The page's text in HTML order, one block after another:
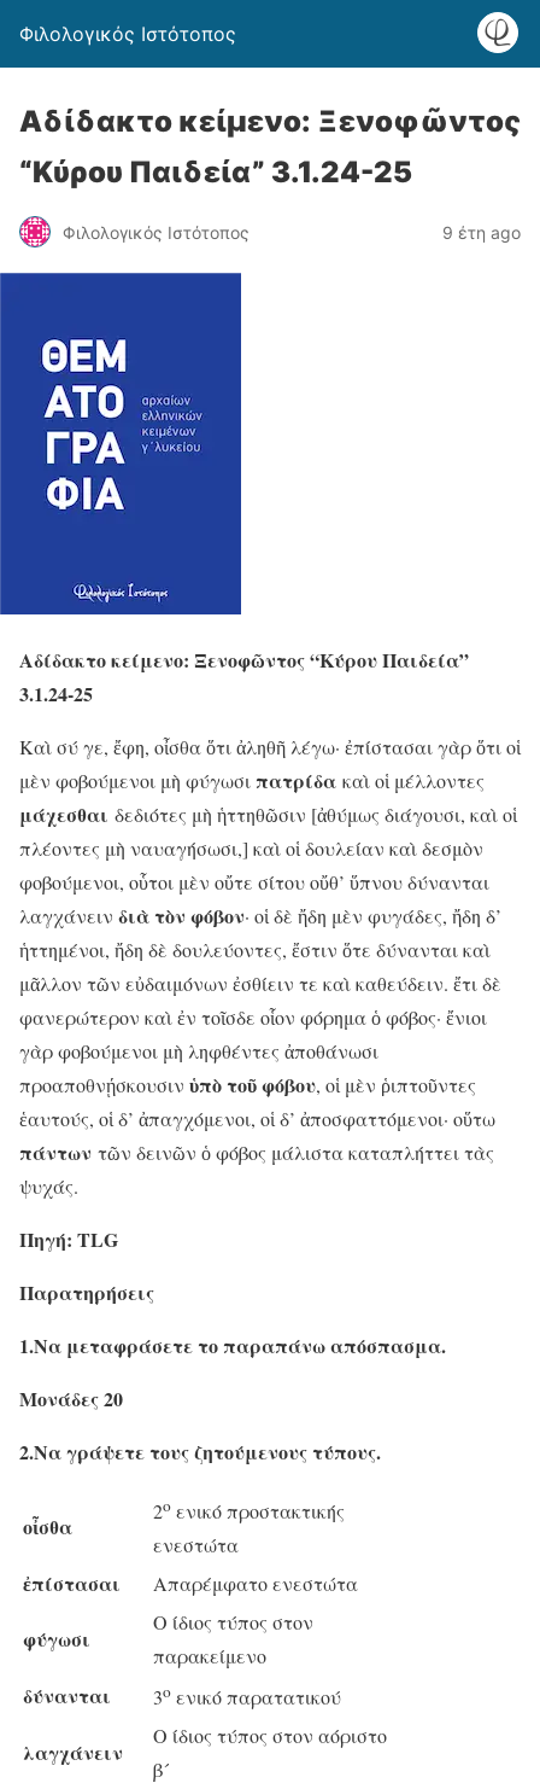
Φιλολογικός Ιστότοπος
Αδίδακτο κείμενο: Ξενοφῶντος
“Κύρου Παιδεία” 3.1.24-25
Φιλολογικός Ιστότοπος 9 έτη ago
Αδίδακτο κείμενο: Ξενοφῶντος “Κύρου Παιδεία”
3.1.24-25
Καὶ σύ γε, ἔφη, οἶσθα ὅτι ἀληθῆ λέγω· ἐπίστασαι γὰρ ὅτι οἱ
μὲν φοβούμενοι μὴ φύγωσι πατρίδα καὶ οἱ μέλλοντες
μάχεσθαι δεδιότες μὴ ἡττηθῶσιν [ἀθύμως διάγουσι, καὶ οἱ
πλέοντες μὴ ναυαγήσωσι,] καὶ οἱ δουλείαν καὶ δεσμὸν
φοβούμενοι, οὗτοι μὲν οὔτε σίτου οὔθ’ ὕπνου δύνανται
λαγχάνειν διὰ τὸν φόβον· οἱ δὲ ἤδη μὲν φυγάδες, ἤδη δ’
ἡττημένοι, ἤδη δὲ δουλεύοντες, ἔστιν ὅτε δύνανται καὶ
μᾶλλον τῶν εὐδαιμόνων ἐσθίειν τε καὶ καθεύδειν. ἔτι δὲ
φανερώτερον καὶ ἐν τοῖσδε οἷον φόρημα ὁ φόβος· ἔνιοι
γὰρ φοβούμενοι μὴ ληφθέντες ἀποθάνωσι
προαποθνῄσκουσιν ὑπὸ τοῦ φόβου, οἱ μὲν ῥιπτοῦντες
ἑαυτούς, οἱ δ’ ἀπαγχόμενοι, οἱ δ’ ἀποσφαττόμενοι· οὕτω
πάντων τῶν δεινῶν ὁ φόβος μάλιστα καταπλήττει τὰς
ψυχάς.
Πηγή: TLG
Παρατηρήσεις
1.Να μεταφράσετε το παραπάνω απόσπασμα.
Μονάδες 20
2.Να γράψετε τους ζητούμενους τύπους.
οἶσθα
2ο ενικό προστακτικής
ενεστώτα
ἐπίστασαι Απαρέμφατο ενεστώτα
φύγωσι
Ο ίδιος τύπος στον
παρακείμενο
δύνανται 3ο ενικό παρατατικού
λαγχάνειν
Ο ίδιος τύπος στον αόριστο
β´